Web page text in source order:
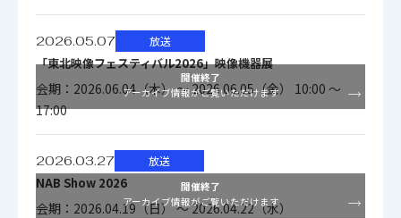
M/E キーヤ
数
4K：4キーヤ（トータル数、2M/E間
で分け合う）
2K：16キーヤ（トータル数、1M/E
あたり8キーヤ）
M/E キータ
イプ
リニアキー/ルミナンスキー/クロマ
キー/PinP
2026.05.07 放送
「東北映像フェスティバル2026」映像機器展
会期：2026.06.04（木） ～ 2026.06.05（金） 10:00 ～
17:00
開催終了
アーカイブ情報がご覧いただけます
2026.03.27 放送
NAB Show 2026
会期：2026.04.19（日） ～ 2026.04.22（水）
開催終了
アーカイブ情報がご覧いただけます